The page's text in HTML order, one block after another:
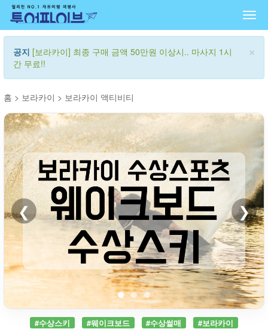
×
공지 [보라카이] 최종 구매 금액 50만원 이상시.. 마사지 1시
간 무료!!
홈 > 보라카이 > 보라카이 액티비티
❮ ❯
#수상스키 #웨이크보드 #수상썰매
#보라카이